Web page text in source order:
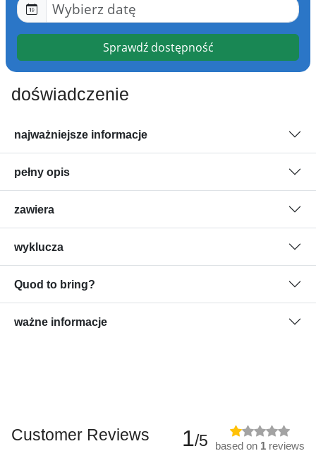
Sprawdź dostępność
doświadczenie
najważniejsze informacje
pełny opis
zawiera
wyklucza
Quod to bring?
ważne informacje
Customer Reviews 1/5 based on 1 reviews